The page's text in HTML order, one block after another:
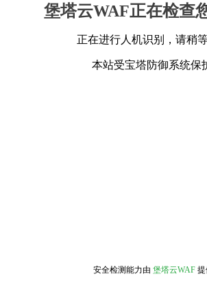
堡塔云WAF正在检查
正在进行人机识别，请稍
本站受宝塔防御系统保
安全检测能力由 堡塔云WAF